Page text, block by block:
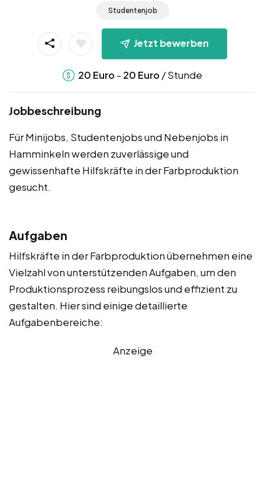
Studentenjob
Jetzt bewerben
20 Euro - 20 Euro / Stunde
Jobbeschreibung
Für Minijobs, Studentenjobs und Nebenjobs in
Hamminkeln werden zuverlässige und
gewissenhafte Hilfskräfte in der Farbproduktion
gesucht.
Aufgaben
Hilfskräfte in der Farbproduktion übernehmen eine
Vielzahl von unterstützenden Aufgaben, um den
Produktionsprozess reibungslos und effizient zu
gestalten. Hier sind einige detaillierte
Aufgabenbereiche:
Anzeige